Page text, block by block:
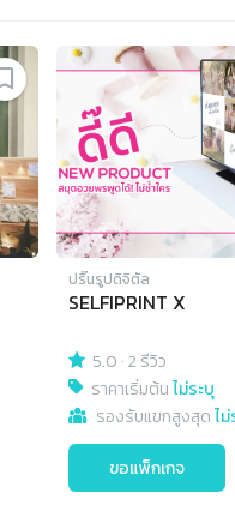
ปริ๊นรูปดิจิตัล
SELFIPRINT X
5.0 ·2 รีวิว
ราคาเริ่มต้นไม่ระบุ
รองรับแขกสูงสุดไ
ขอแพ็กเกจ